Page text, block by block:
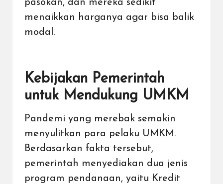
pasokan, dan mereka sedikit
menaikkan harganya agar bisa balik
modal.
Kebijakan Pemerintah
untuk Mendukung UMKM
Pandemi yang merebak semakin
menyulitkan para pelaku UMKM.
Berdasarkan fakta tersebut,
pemerintah menyediakan dua jenis
program pendanaan, yaitu Kredit